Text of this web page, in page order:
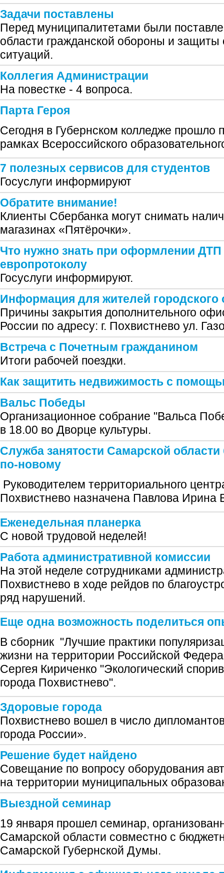
Задачи поставлены
Перед муниципалитетами были
области гражданской обороны и защиты
ситуаций.
Коллегия Администрации
На повестке - 4 вопроса.
Парта Героя
Сегодня в Губернском колледже прошло
рамках Всероссийского
7 полезных сервисов для студентов
Госуслуги информируют
Обратите внимание!
Клиенты Сбербанка могут снимать
магазинах «Пятёрочки».
Что нужно знать при оформлении ДТП
европротоколу
Госуслуги информируют.
Информация для жителей городского
Причины закрытия дополнительного
России по адресу: г. Похвистнево ул.
Встреча с Почетным гражданином
Итоги рабочей поездки.
Как защитить недвижимость с
Вальс Победы
Организационное собрание "Вальса
в 18.00 во Дворце культуры.
Служба занятости Самарской области
по-новому
Руководителем территориального
Похвистнево назначена Павлова Ирина
Еженедельная планерка
С новой трудовой неделей!
Работа административной комиссии
На этой неделе сотрудниками
Похвистнево в ходе рейдов по
ряд нарушений.
Еще одна возможность поделиться
В сборник "Лучшие практики
жизни на территории Российской
Сергея Кириченко "Экологический
города Похвистнево".
Здоровые города
Похвистнево вошел в число
города России».
Решение будет найдено
Совещание по вопросу оборудования
на территории муниципальных
Выездной семинар
19 января прошел семинар,
Самарской области совместно с
Самарской Губернской Думы.